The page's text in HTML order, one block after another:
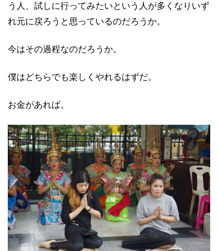
う人、試しに行ってみたいという人が多くなりいず
れ元に戻ろうと思っているのだろうか。
今はその過程なのだろうか。
僕はどちらでも楽しくやれるはずだ。
お金があれば。